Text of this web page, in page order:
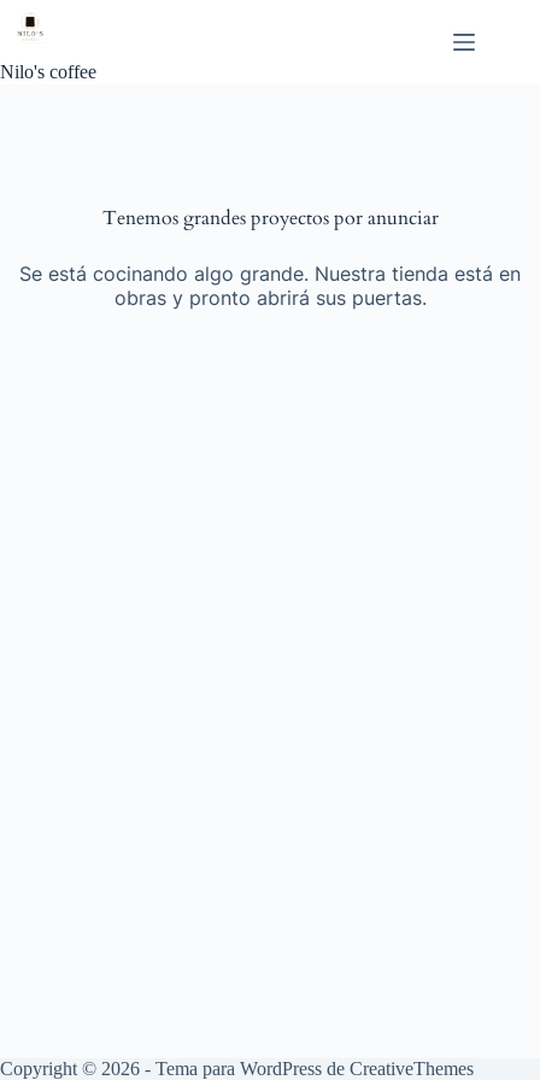
Saltar
Nilo's coffee
Tenemos grandes proyectos por anunciar
Se está cocinando algo grande. Nuestra tienda está en
obras y pronto abrirá sus puertas.
Copyright © 2026 - Tema para WordPress de CreativeThemes